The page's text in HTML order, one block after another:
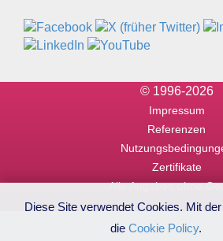
© 1996-2026
Impressum
Referenzen
Zertifikate
Alle Angaben ohne
Diese Site verwendet Cookies. Mit
die Cookie Policy.